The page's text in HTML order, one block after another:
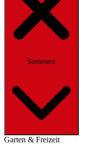
Sortiment
Garten & Freizeit